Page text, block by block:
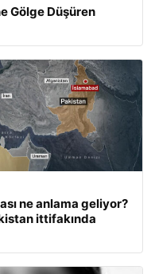
Gölge Düşüren
ne anlama geliyor?
ittifakında